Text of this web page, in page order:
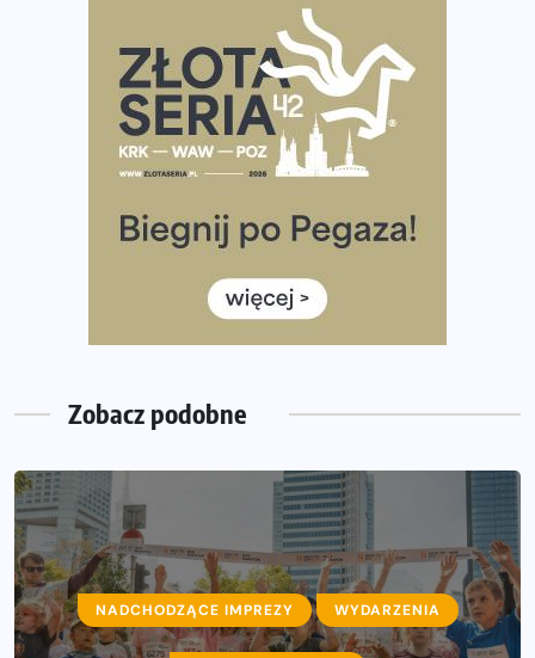
Praska 5k Run gospodarzem Mistrzostw Polski
Największy Bieg Powstania Warszawskiego w historii.
Ponad 12 tysięcy uczestników pobiegło dla Bohaterów!
Tętno vs tempo – czym kierować się w bieganiu?
Co ma dużo białka? Produkty, które warto włączyć do
Rozbiegany Olsztyn szykuje się na weekend z
Już w tę sobotę 35. Bieg Powstania Warszawskiego.
Wystartuje rekordowa liczba uczestników
Zobacz podobne
NADCHODZĄCE IMPREZY WYDARZENIA